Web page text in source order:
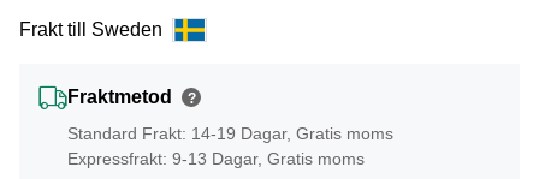
Frakt till Sweden
Fraktmetod ?
Standard Frakt: 14-19 Dagar, Gratis moms
Expressfrakt: 9-13 Dagar, Gratis moms